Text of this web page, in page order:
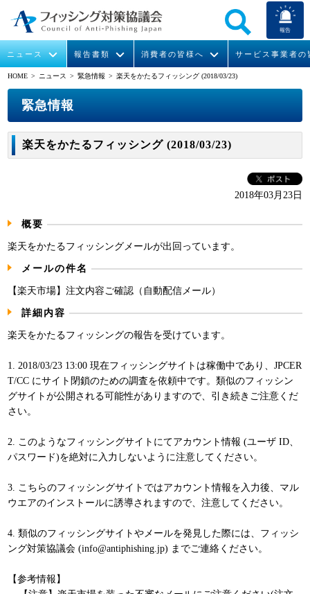
報告
ニュース
イベント
報告書類
月次報告書
消費者の皆様へ
フィッシングの報告
マンガでわかるフィッシング詐欺対策 5ヶ条
サービス事業者の
STOP. THINK. CONNECT.
運営委員紹介
WG活動
入会案内
HOME > ニュース >緊急情報 > 楽天をかたるフィッシング (2018/03/23)
緊急情報
楽天をかたるフィッシング (2018/03/23)
2018年03月23日
概要
楽天をかたるフィッシングメールが出回っています。
メールの件名
【楽天市場】注文内容ご確認（自動配信メール）
詳細内容
楽天をかたるフィッシングの報告を受けています。
1. 2018/03/23 13:00 現在フィッシングサイトは稼働中であり、JPCER
T/CC にサイト閉鎖のための調査を依頼中です。類似のフィッシン
グサイトが公開される可能性がありますので、引き続きご注意くだ
さい。
2. このようなフィッシングサイトにてアカウント情報 (ユーザ ID、
パスワード)を絶対に入力しないように注意してください。
3. こちらのフィッシングサイトではアカウント情報を入力後、マル
ウエアのインストールに誘導されますので、注意してください。
4. 類似のフィッシングサイトやメールを発見した際には、フィッシ
ング対策協議会 (info@antiphishing.jp) までご連絡ください。
【参考情報】